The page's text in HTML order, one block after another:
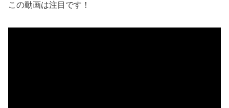
この動画は注目です！